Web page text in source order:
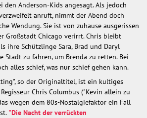
den Anderson-Kids angesagt. Als jedoch
anruft, nimmt der Abend doch
Wendung. Sie ist von zuhause ausgerissen
Großstadt Chicago verirrt. Chris bleibt
ihre Schützlinge Sara, Brad und Daryl
Stadt zu fahren, um Brenda zu retten. Bei
alles schief, was nur schief gehen kann.
so der Originaltitel, ist ein kultiges
Chris Columbus ("Kevin allein zu
wegen dem 80s-Nostalgiefaktor ein Fall
"Die Nacht der verrückten